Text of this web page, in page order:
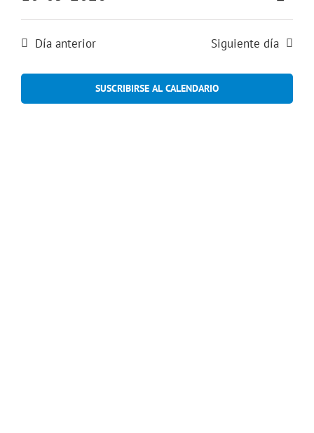
mayo
,
2026
y
de
la
fecha.Día anterior Siguiente día
SUSCRIBIRSE AL CALENDARIO